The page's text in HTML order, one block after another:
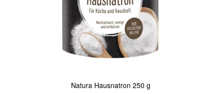
Natura Hausnatron 250 g